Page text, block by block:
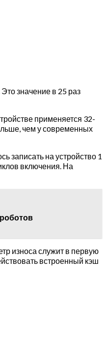
значение в 25 раз
применяется 32-
чем у современных
записать на устройство 1
включения. На
износа служит в первую
встроенный кэш